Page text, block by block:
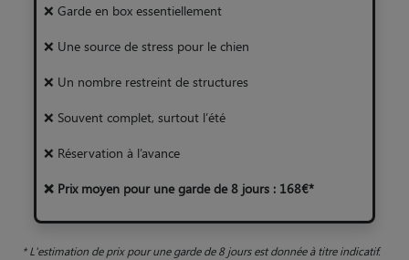
❌ Garde en box essentiellement
❌ Une source de stress pour le chien
❌ Un nombre restreint de structures
❌ Souvent complet, surtout l’été
❌ Réservation à l’avance
❌ Prix moyen pour une garde de 8 jours : 168€*
* L'estimation de prix pour une garde de 8 jours est donnée à titre indicatif.